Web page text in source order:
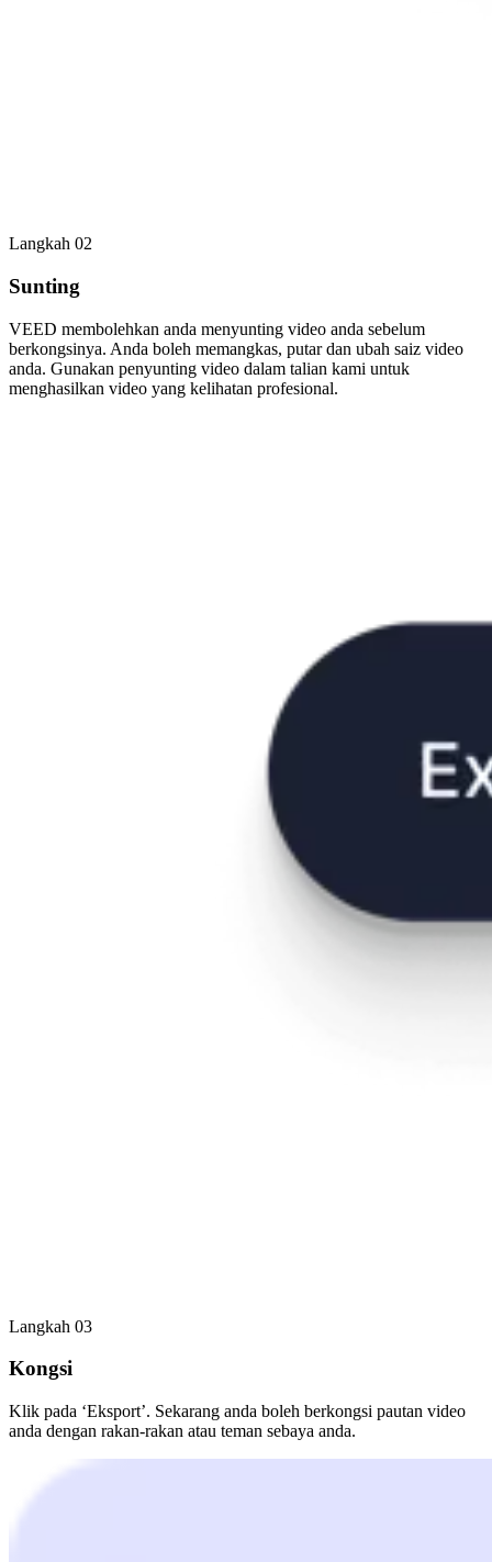
Langkah 02
Sunting
VEED membolehkan anda menyunting video anda sebelum
berkongsinya. Anda boleh memangkas, putar dan ubah saiz video
anda. Gunakan penyunting video dalam talian kami untuk
menghasilkan video yang kelihatan profesional.
Langkah 03
Kongsi
Klik pada ‘Eksport’. Sekarang anda boleh berkongsi pautan video
anda dengan rakan-rakan atau teman sebaya anda.